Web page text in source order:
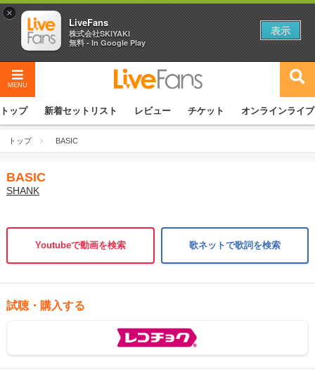
MENU
トップ 新着セットリスト レビュー チケット オンラインライブ
トップ BASIC
BASIC
SHANK
Youtubeで動画を検索 歌ネットで歌詞を検索
試聴・購入する
×
LiveFans
株式会社SKIYAKI
無料 - In Google Play
表示